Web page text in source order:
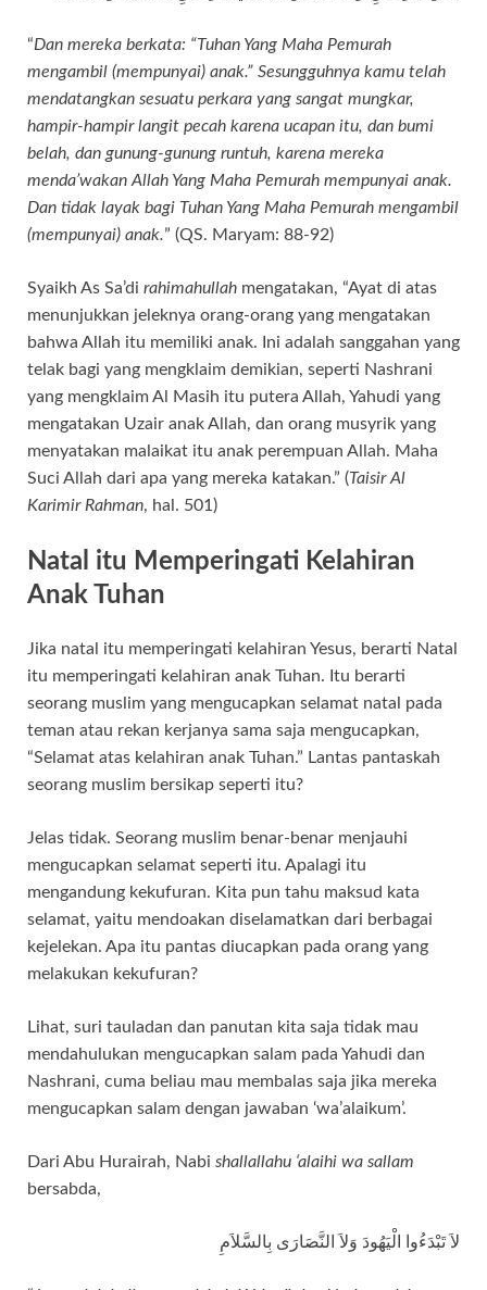
“Dan mereka berkata: “Tuhan Yang Maha Pemurah
mengambil (mempunyai) anak.” Sesungguhnya kamu telah
mendatangkan sesuatu perkara yang sangat mungkar,
hampir-hampir langit pecah karena ucapan itu, dan bumi
belah, dan gunung-gunung runtuh, karena mereka
menda’wakan Allah Yang Maha Pemurah mempunyai anak.
Dan tidak layak bagi Tuhan Yang Maha Pemurah mengambil
(mempunyai) anak.” (QS. Maryam: 88-92)
Syaikh As Sa’di rahimahullah mengatakan, “Ayat di atas
menunjukkan jeleknya orang-orang yang mengatakan
bahwa Allah itu memiliki anak. Ini adalah sanggahan yang
telak bagi yang mengklaim demikian, seperti Nashrani
yang mengklaim Al Masih itu putera Allah, Yahudi yang
mengatakan Uzair anak Allah, dan orang musyrik yang
menyatakan malaikat itu anak perempuan Allah. Maha
Suci Allah dari apa yang mereka katakan.” (Taisir Al
Karimir Rahman, hal. 501)
Natal itu Memperingati Kelahiran
Anak Tuhan
Jika natal itu memperingati kelahiran Yesus, berarti Natal
itu memperingati kelahiran anak Tuhan. Itu berarti
seorang muslim yang mengucapkan selamat natal pada
teman atau rekan kerjanya sama saja mengucapkan,
“Selamat atas kelahiran anak Tuhan.” Lantas pantaskah
seorang muslim bersikap seperti itu?
Jelas tidak. Seorang muslim benar-benar menjauhi
mengucapkan selamat seperti itu. Apalagi itu
mengandung kekufuran. Kita pun tahu maksud kata
selamat, yaitu mendoakan diselamatkan dari berbagai
kejelekan. Apa itu pantas diucapkan pada orang yang
melakukan kekufuran?
Lihat, suri tauladan dan panutan kita saja tidak mau
mendahulukan mengucapkan salam pada Yahudi dan
Nashrani, cuma beliau mau membalas saja jika mereka
mengucapkan salam dengan jawaban ‘wa’alaikum’.
Dari Abu Hurairah, Nabi shallallahu ‘alaihi wa sallam
bersabda,
لاَ تَبْدَءُوا الْيَهُودَ وَلاَ النَّصَارَى بِالسَّلاَمِ